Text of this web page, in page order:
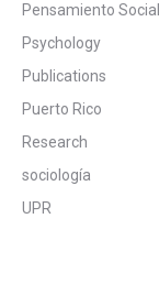
Pensamiento Social
Psychology
Publications
Puerto Rico
Research
sociología
UPR